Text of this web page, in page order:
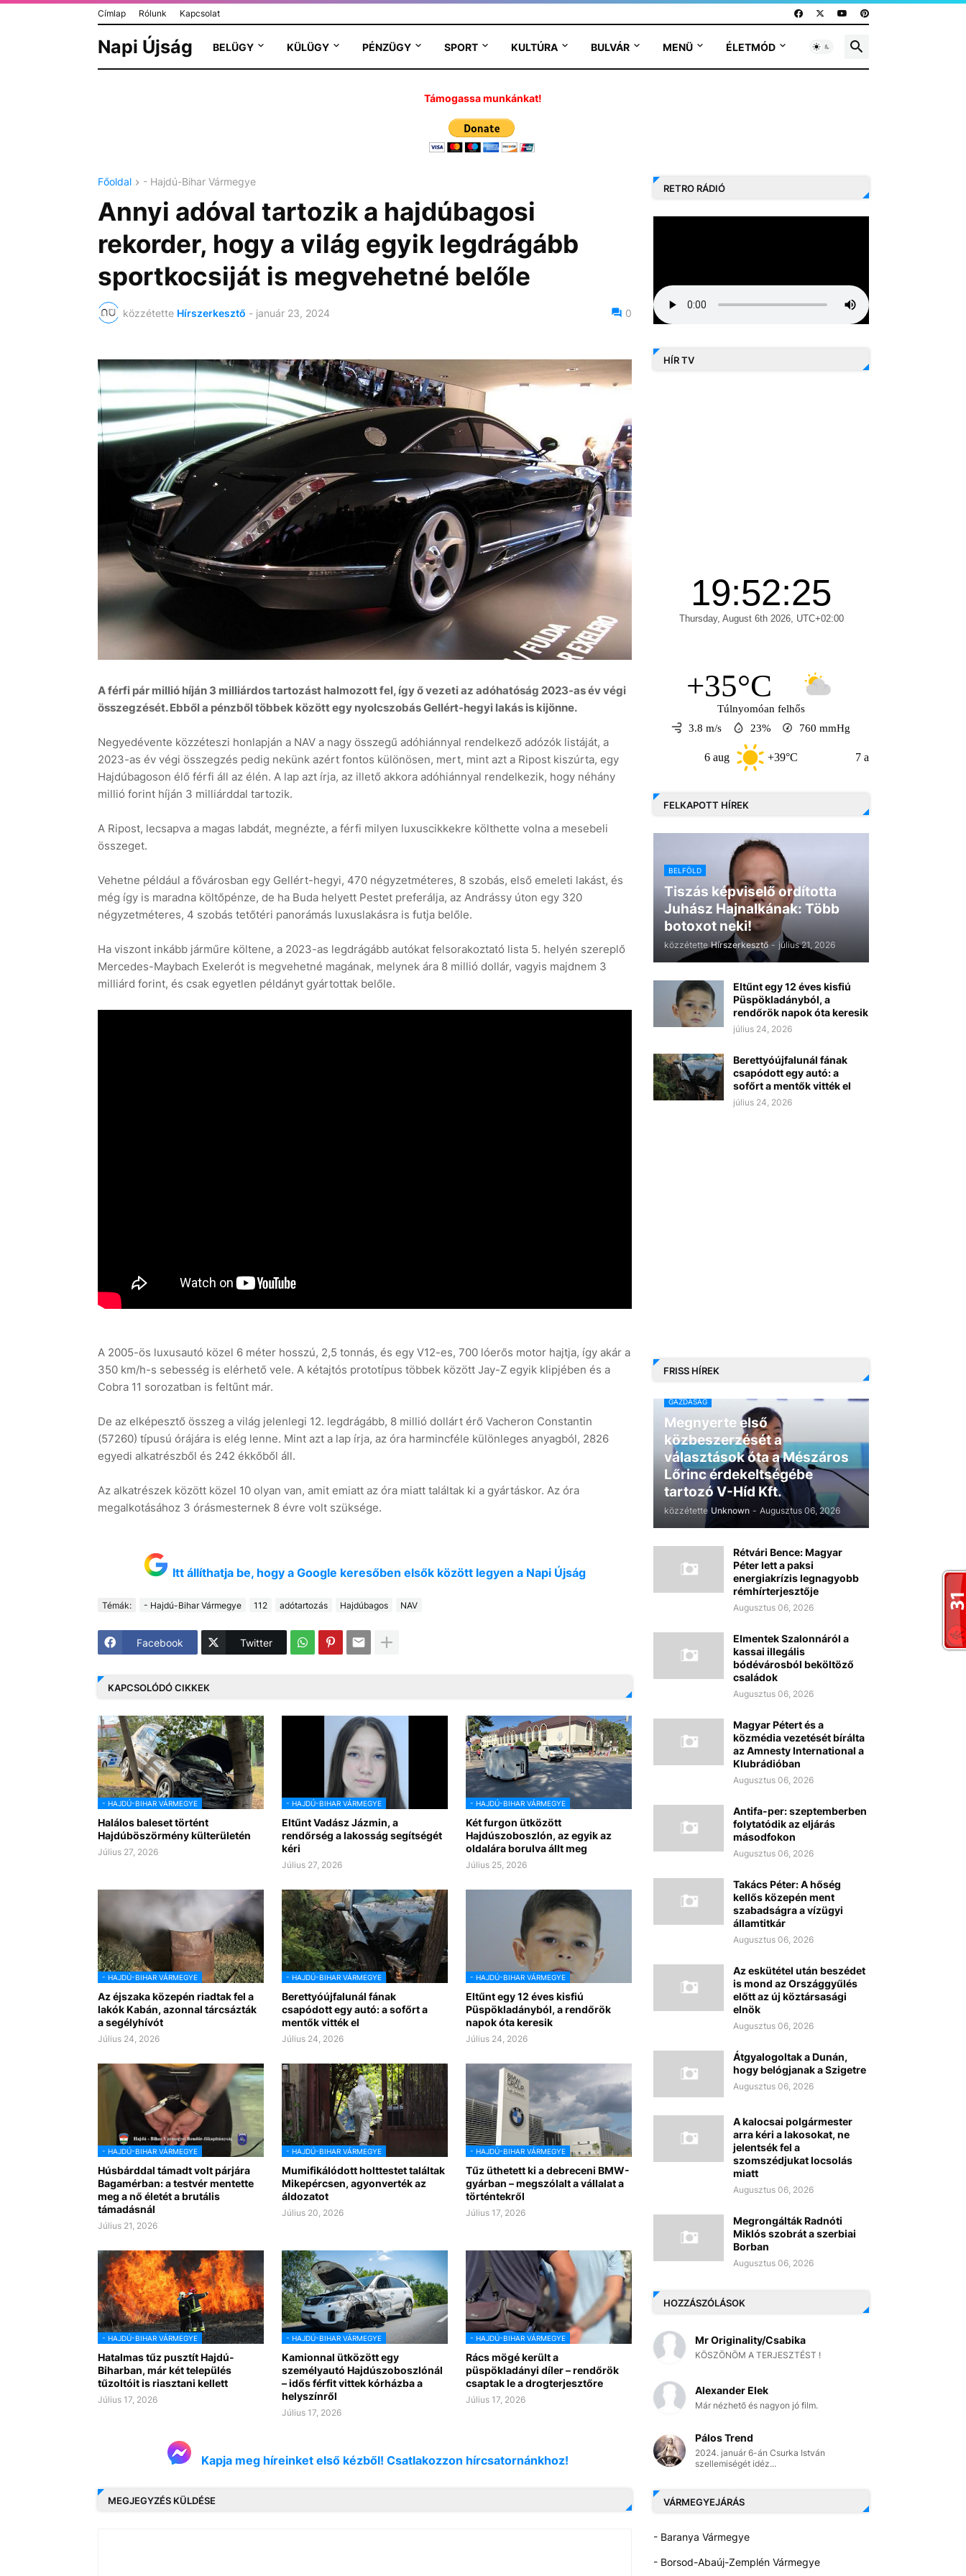
Címlap Rólunk Kapcsolat
Napi Újság BELÜGY KÜLÜGY PÉNZÜGY SPORT KULTÚRA BULVÁR MENÜ ÉLETMÓD
Támogassa munkánkat!
Főoldal - Hajdú-Bihar Vármegye
Annyi adóval tartozik a hajdúbagosi
rekorder, hogy a világ egyik legdrágább
sportkocsiját is megvehetné belőle
közzétette Hírszerkesztő - január 23, 2024 0
A férfi pár millió híján 3 milliárdos tartozást halmozott fel, így ő vezeti az adóhatóság 2023-as év végi
összegzését. Ebből a pénzből többek között egy nyolcszobás Gellért-hegyi lakás is kijönne.
Negyedévente közzéteszi honlapján a NAV a nagy összegű adóhiánnyal rendelkező adózók listáját, a
2023-as év végi összegzés pedig nekünk azért fontos különösen, mert, mint azt a Ripost kiszúrta, egy
Hajdúbagoson élő férfi áll az élén. A lap azt írja, az illető akkora adóhiánnyal rendelkezik, hogy néhány
millió forint híján 3 milliárddal tartozik.
A Ripost, lecsapva a magas labdát, megnézte, a férfi milyen luxuscikkekre költhette volna a mesebeli
összeget.
Vehetne például a fővárosban egy Gellért-hegyi, 470 négyzetméteres, 8 szobás, első emeleti lakást, és
még így is maradna költőpénze, de ha Buda helyett Pestet preferálja, az Andrássy úton egy 320
négyzetméteres, 4 szobás tetőtéri panorámás luxuslakásra is futja belőle.
Ha viszont inkább járműre költene, a 2023-as legdrágább autókat felsorakoztató lista 5. helyén szereplő
Mercedes-Maybach Exelerót is megvehetné magának, melynek ára 8 millió dollár, vagyis majdnem 3
milliárd forint, és csak egyetlen példányt gyártottak belőle.
A 2005-ös luxusautó közel 6 méter hosszú, 2,5 tonnás, és egy V12-es, 700 lóerős motor hajtja, így akár a
350 km/h-s sebesség is elérhető vele. A kétajtós prototípus többek között Jay-Z egyik klipjében és a
Cobra 11 sorozatban is feltűnt már.
De az elképesztő összeg a világ jelenlegi 12. legdrágább, 8 millió dollárt érő Vacheron Constantin
(57260) típusú órájára is elég lenne. Mint azt a lap írja, az óra harmincféle különleges anyagból, 2826
egyedi alkatrészből és 242 ékkőből áll.
Az alkatrészek között közel 10 olyan van, amit emiatt az óra miatt találtak ki a gyártáskor. Az óra
megalkotásához 3 órásmesternek 8 évre volt szüksége.
Itt állíthatja be, hogy a Google keresőben elsők között legyen a Napi Újság
Témák: - Hajdú-Bihar Vármegye 112 adótartozás Hajdúbagos NAV
Facebook Twitter
KAPCSOLÓDÓ CIKKEK
- HAJDÚ-BIHAR VÁRMEGYE
Halálos baleset történt
Hajdúböszörmény külterületén
Július 27, 2026
- HAJDÚ-BIHAR VÁRMEGYE
Eltűnt Vadász Jázmin, a
rendőrség a lakosság segítségét
kéri
Július 27, 2026
- HAJDÚ-BIHAR VÁRMEGYE
Két furgon ütközött
Hajdúszoboszlón, az egyik az
oldalára borulva állt meg
Július 25, 2026
- HAJDÚ-BIHAR VÁRMEGYE
Az éjszaka közepén riadtak fel a
lakók Kabán, azonnal tárcsázták
a segélyhívót
Július 24, 2026
- HAJDÚ-BIHAR VÁRMEGYE
Berettyóújfalunál fának
csapódott egy autó: a sofőrt a
mentők vitték el
Július 24, 2026
- HAJDÚ-BIHAR VÁRMEGYE
Eltűnt egy 12 éves kisfiú
Püspökladányból, a rendőrök
napok óta keresik
Július 24, 2026
- HAJDÚ-BIHAR VÁRMEGYE
Húsbárddal támadt volt párjára
Bagamérban: a testvér mentette
meg a nő életét a brutális
támadásnál
Július 21, 2026
- HAJDÚ-BIHAR VÁRMEGYE
Mumifikálódott holttestet találtak
Mikepércsen, agyonverték az
áldozatot
Július 20, 2026
- HAJDÚ-BIHAR VÁRMEGYE
Tűz üthetett ki a debreceni BMW-
gyárban – megszólalt a vállalat a
történtekről
Július 17, 2026
- HAJDÚ-BIHAR VÁRMEGYE
Hatalmas tűz pusztít Hajdú-
Biharban, már két település
tűzoltóit is riasztani kellett
Július 17, 2026
- HAJDÚ-BIHAR VÁRMEGYE
Kamionnal ütközött egy
személyautó Hajdúszoboszlónál
– idős férfit vittek kórházba a
helyszínről
Július 17, 2026
- HAJDÚ-BIHAR VÁRMEGYE
Rács mögé került a
püspökladányi díler – rendőrök
csaptak le a drogterjesztőre
Július 17, 2026
Kapja meg híreinket első kézből! Csatlakozzon hírcsatornánkhoz!
MEGJEGYZÉS KÜLDÉSE
RETRO RÁDIÓ
HÍR TV
+35°C
Túlnyomóan felhős
3.8 m/s
23% 760 mmHg
+39°C
FELKAPOTT HÍREK
BELFÖLD
Tiszás képviselő ordította
Juhász Hajnalkának: Több
botoxot neki!
közzétette Hírszerkesztő - július 21, 2026
Eltűnt egy 12 éves kisfiú
Püspökladányból, a
rendőrök napok óta keresik
július 24, 2026
Berettyóújfalunál fának
csapódott egy autó: a
sofőrt a mentők vitték el
július 24, 2026
FRISS HÍREK
GAZDASÁG
Megnyerte első
közbeszerzését a
választások óta a Mészáros
Lőrinc érdekeltségébe
tartozó V-Híd Kft.
közzétette Unknown - Augusztus 06, 2026
Rétvári Bence: Magyar
Péter lett a paksi
energiakrízis legnagyobb
rémhírterjesztője
Augusztus 06, 2026
Elmentek Szalonnáról a
kassai illegális
bódévárosból beköltöző
családok
Augusztus 06, 2026
Magyar Pétert és a
közmédia vezetését bírálta
az Amnesty International a
Klubrádióban
Augusztus 06, 2026
Antifa-per: szeptemberben
folytatódik az eljárás
másodfokon
Augusztus 06, 2026
Takács Péter: A hőség
kellős közepén ment
szabadságra a vízügyi
államtitkár
Augusztus 06, 2026
Az eskütétel után beszédet
is mond az Országgyűlés
előtt az új köztársasági
elnök
Augusztus 06, 2026
Átgyalogoltak a Dunán,
hogy belógjanak a Szigetre
Augusztus 06, 2026
A kalocsai polgármester
arra kéri a lakosokat, ne
jelentsék fel a
szomszédjukat locsolás
miatt
Augusztus 06, 2026
Megrongálták Radnóti
Miklós szobrát a szerbiai
Borban
Augusztus 06, 2026
HOZZÁSZÓLÁSOK
Mr Originality/Csabika
KÖSZÖNÖM A TERJESZTÉST !
Alexander Elek
Már nézhető és nagyon jó film.
Pálos Trend
2024. január 6-án Csurka István
szellemiségét idéz...
VÁRMEGYEJÁRÁS
- Baranya Vármegye
- Borsod-Abaúj-Zemplén Vármegye